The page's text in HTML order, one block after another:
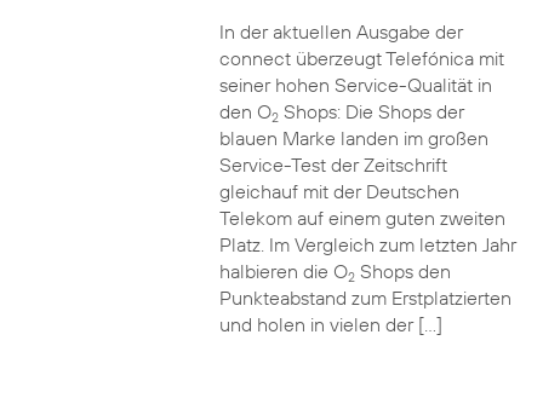
In der aktuellen Ausgabe der
connect überzeugt Telefónica mit
seiner hohen Service-Qualität in
den O2Shops: Die Shops der
blauen Marke landen im großen
Service-Test der Zeitschrift
gleichauf mit der Deutschen
Telekom auf einem guten zweiten
Platz. Im Vergleich zum letzten Jahr
halbieren die O2Shops den
Punkteabstand zum Erstplatzierten
und holen in vielen der […]